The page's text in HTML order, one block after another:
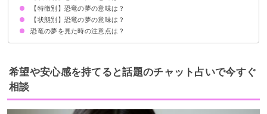
恐竜に追いかけられる夢【警告夢】
恐竜に襲われる夢【凶夢】
恐竜に食べられる夢【吉夢】
恐竜と仲良くなる夢【吉夢】
恐竜が海にいる夢【吉夢】
恐竜に噛まれる夢【警告夢】
恐竜に殺される夢【吉夢】
恐竜が暴れる夢【警告夢】
【特徴別】恐竜の夢の意味は？
大きい恐竜の夢【警告夢】
小さい恐竜の夢【警告夢・吉夢】
恐竜の赤ちゃんの夢【警告夢】
【状態別】恐竜の夢の意味は？
恐竜の骨の夢【凶夢】
恐竜の化石の夢【凶夢・吉夢】
恐竜のおもちゃの夢【警告夢】
恐竜の模型の夢【願望夢】
恐竜の夢を見た時の注意点は？
十分な休息を取る
吉夢なら話さず警告夢や凶夢は人に話す
希望や安心感を持てると話題のチャット占いで今すぐ
相談